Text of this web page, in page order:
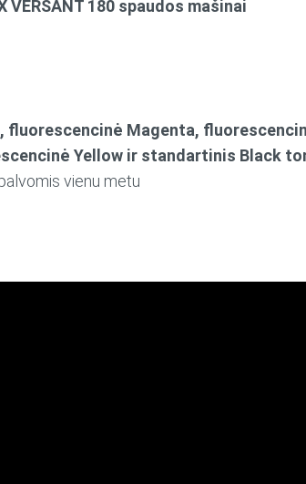
VERSANT 180 spaudos mašinai
fluorescencinė Magenta,
Yellow ir standartinis Black
vienu metu